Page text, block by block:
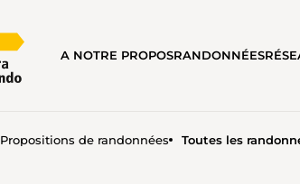
A NOTRE PROPOSRANDONNÉES
Propositions de randonnées Toutes les